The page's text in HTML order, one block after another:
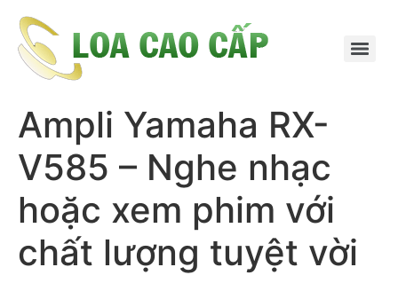
Ampli Yamaha RX-
V585 – Nghe nhạc
hoặc xem phim với
chất lượng tuyệt vời